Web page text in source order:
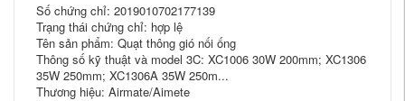
Số chứng chỉ: 2019010702177139
Trạng thái chứng chỉ: hợp lệ
Tên sản phẩm: Quạt thông gió nối ống
Thông số kỹ thuật và model 3C: XC1006 30W 200mm; XC1306
35W 250mm; XC1306A 35W 250m...
Thương hiệu: Airmate/Aimete